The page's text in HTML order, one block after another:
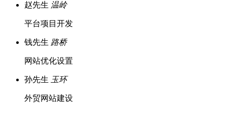
赵先生 温岭
平台项目开发
钱先生 路桥
网站优化设置
孙先生 玉环
外贸网站建设